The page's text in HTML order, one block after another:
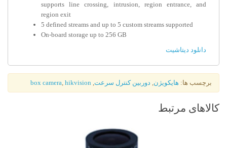
supports line crossing, intrusion, region entrance, and
region exit
5 defined streams and up to 5 custom streams supported
On-board storage up to 256 GB
دانلود دیتاشیت
برچسب ها:هایکویژن,دوربین کنترل سرعت,
box camera,hikvision
مرتبط